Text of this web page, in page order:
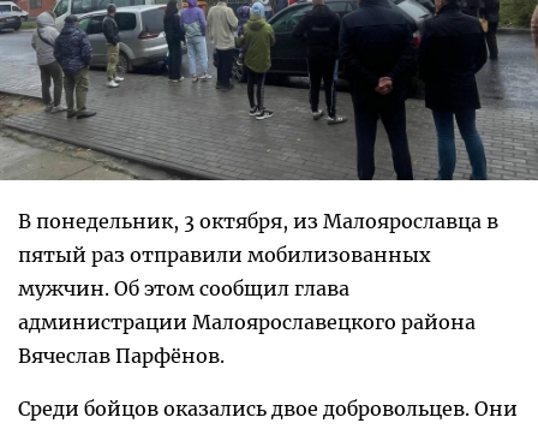
В понедельник, 3 октября, из Малоярославца в
пятый раз отправили мобилизованных
мужчин. Об этом сообщил глава
администрации Малоярославецкого района
Вячеслав Парфёнов.
Среди бойцов оказались двое добровольцев. Они